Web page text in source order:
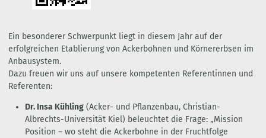
Ein besonderer Schwerpunkt liegt in diesem Jahr auf der
erfolgreichen Etablierung von Ackerbohnen und Körnererbsen im
Anbausystem.
Dazu freuen wir uns auf unsere kompetenten Referentinnen und
Referenten:
Dr. Insa Kühling (Acker- und Pflanzenbau, Christian-
Albrechts-Universität Kiel) beleuchtet die Frage: „Mission
Position – wo steht die Ackerbohne in der Fruchtfolge